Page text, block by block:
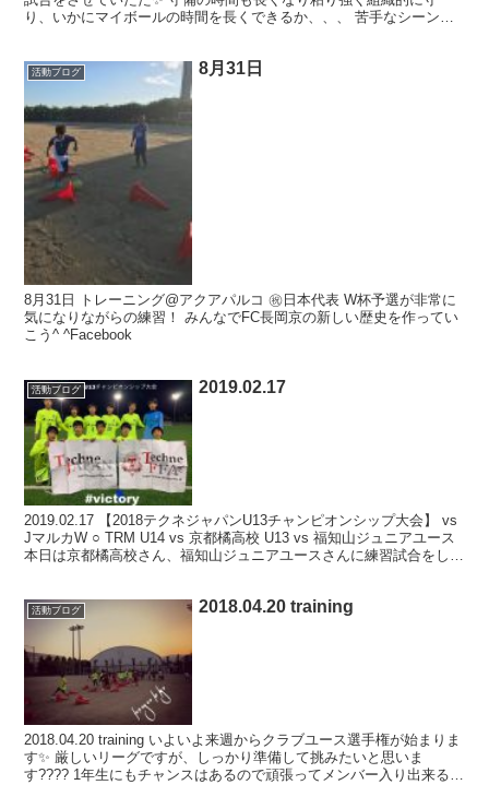
り、いかにマイボールの時間を長くできるか、、、 苦手なシーンで
活動ブログ 8月31日
8月31日 トレーニング@アクアパルコ ㊗️日本代表 W杯予選が非常に
気になりながらの練習！ みんなでFC長岡京の新しい歴史を作ってい
こう^ ^Facebook
活動ブログ 2019.02.17
2019.02.17 【2018テクネジャパンU13チャンピオンシップ大会】 vs
JマルカW ○ TRM U14 vs 京都橘高校 U13 vs 福知山ジュニアユース
本日は京都橘高校さん、福知山ジュニアユースさんに練習試合をして
活動ブログ 2018.04.20 training
2018.04.20 training いよいよ来週からクラブユース選手権が始まりま
す✨ 厳しいリーグですが、しっかり準備して挑みたいと思いま
す???? 1年生にもチャンスはあるので頑張ってメンバー入り出来るよ